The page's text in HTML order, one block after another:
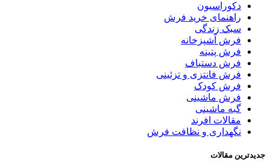
دکوراسیون
راهنمای خرید فرش
سبک زندگی
فرش آشپزخانه
فرش پتینه
فرش دستباف
فرش فانتزی و تزئینی
فرش کودک
فرش ماشینی
گبه ماشینی
مقالات افرند
نگهداری و نظافت فرش
جدیدترین مقالات